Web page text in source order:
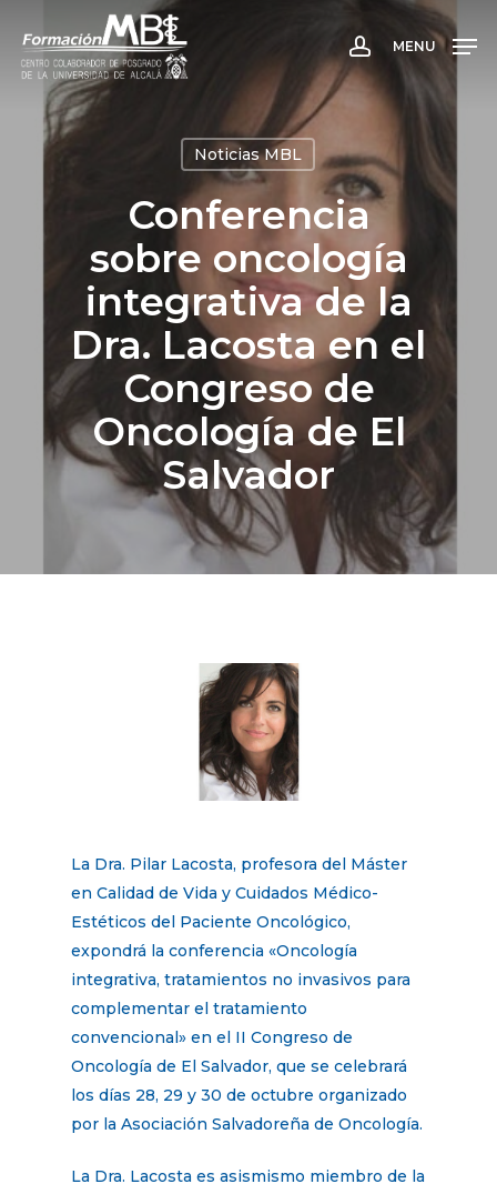
main
content
account
MENU
Noticias MBL
Conferencia
sobre oncología
integrativa de la
Dra. Lacosta en el
Congreso de
Oncología de El
Salvador
La Dra. Pilar Lacosta, profesora del Máster
en Calidad de Vida y Cuidados Médico-
Estéticos del Paciente Oncológico,
expondrá la conferencia «Oncología
integrativa, tratamientos no invasivos para
complementar el tratamiento
convencional» en el II Congreso de
Oncología de El Salvador, que se celebrará
los días 28, 29 y 30 de octubre organizado
por la Asociación Salvadoreña de Oncología.
La Dra. Lacosta es asismismo miembro de la